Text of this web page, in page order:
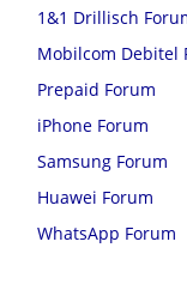
1&1 Drillisch
Mobilcom Debitel
Prepaid Forum
iPhone Forum
Samsung Forum
Huawei Forum
WhatsApp Forum